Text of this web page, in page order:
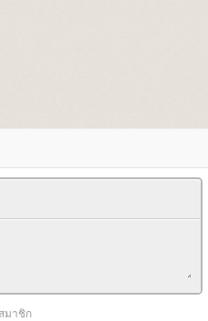
มาชิก